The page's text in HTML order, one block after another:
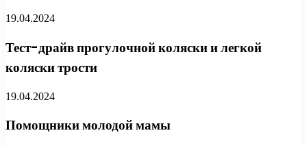
19.04.2024
Тест-драйв прогулочной коляски и легкой
коляски трости
19.04.2024
Помощники молодой мамы